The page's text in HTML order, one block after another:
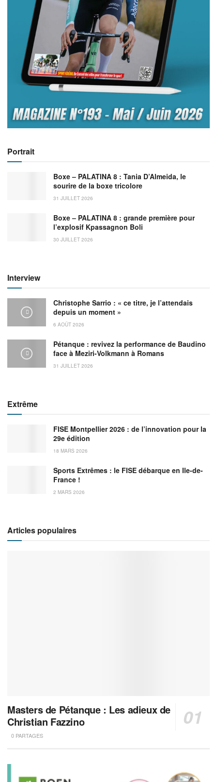
Portrait
Boxe – PALATINA 8 : Tania D’Almeida, le
sourire de la boxe tricolore
31 JUILLET 2026
Boxe – PALATINA 8 : grande première pour
l’explosif Kpassagnon Boli
30 JUILLET 2026
Interview
Christophe Sarrio : « ce titre, je l’attendais
depuis un moment »
6 AOÛT 2026
Pétanque : revivez la performance de Baudino
face à Meziri-Volkmann à Romans
31 JUILLET 2026
Extrême
FISE Montpellier 2026 : de l’innovation pour la
29e édition
18 MARS 2026
Sports Extrêmes : le FISE débarque en Ile-de-
France !
2 MARS 2026
Articles populaires
Masters de Pétanque : Les adieux de
Christian Fazzino
0 PARTAGES